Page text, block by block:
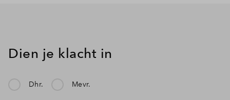
Dien je klacht in
Dhr. Mevr.
Mijn klacht gaat over: